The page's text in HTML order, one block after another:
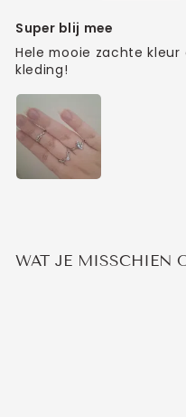
Super blij mee
Hele mooie zachte
kleding!
WAT JE MISSCHIEN